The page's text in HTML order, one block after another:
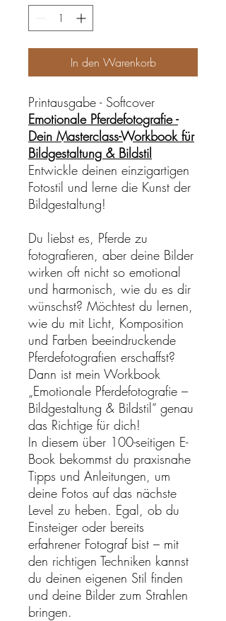
In den Warenkorb
Printausgabe - Softcover
Emotionale Pferdefotografie -
Dein Masterclass-Workbook für
Bildgestaltung & Bildstil
Entwickle deinen einzigartigen
Fotostil und lerne die Kunst der
Bildgestaltung!
Du liebst es, Pferde zu
fotografieren, aber deine Bilder
wirken oft nicht so emotional
und harmonisch, wie du es dir
wünschst? Möchtest du lernen,
wie du mit Licht, Komposition
und Farben beeindruckende
Pferdefotografien erschaffst?
Dann ist mein Workbook
„Emotionale Pferdefotografie –
Bildgestaltung & Bildstil“ genau
das Richtige für dich!
In diesem über 100-seitigen E-
Book bekommst du praxisnahe
Tipps und Anleitungen, um
deine Fotos auf das nächste
Level zu heben. Egal, ob du
Einsteiger oder bereits
erfahrener Fotograf bist – mit
den richtigen Techniken kannst
du deinen eigenen Stil finden
und deine Bilder zum Strahlen
bringen.